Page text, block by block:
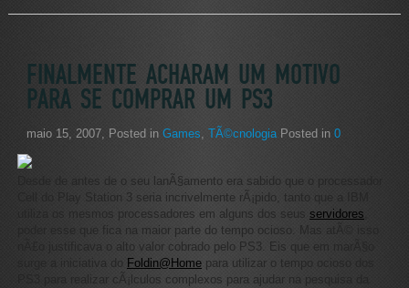
FINALMENTE ACHARAM UM MOTIVO
PARA SE COMPRAR UM PS3
maio 15, 2007, Posted in Games, TÃ©cnologiaPosted in 0
Desde de antes de o seu lanÃ§amento era sabido que o processador
Cell do Play Station 3 seria incrivelmente rÃ¡pido, tanto que a IBM
utiliza os mesmos processadores em alguns dos seus servidores
poder esse que fica na maior parte do tempo ocioso. Mas atÃ© isso
nÃ£o justificava o alto valor cobrado pelo PS3. Eis que em marÃ§o
surge a iniciativa do Foldin@Homepara utilizar o tempo ocioso dos
PS3 para realizar cÃ¡lculos complexos para ajudar na pesquisa da